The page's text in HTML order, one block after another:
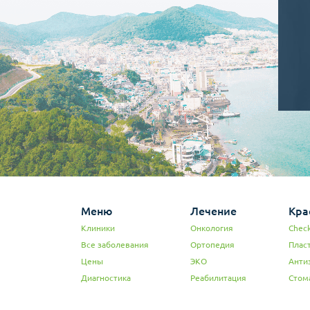
Меню
Клиники
Все заболевания
Цены
Диагностика
Лечение
Онкология
Ортопедия
ЭКО
Реабилитация